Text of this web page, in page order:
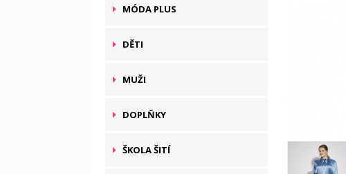
MÓDA PLUS
DĚTI
MUŽI
DOPLŇKY
ŠKOLA ŠITÍ